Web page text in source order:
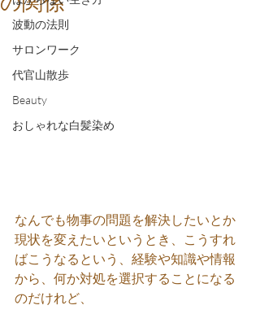
波動の法則
サロンワーク
代官山散歩
Beauty
おしゃれな白髪染め
なんでも物事の問題を解決したいとか
現状を変えたいというとき、こうすれ
ばこうなるという、経験や知識や情報
から、何か対処を選択することになる
のだけれど、